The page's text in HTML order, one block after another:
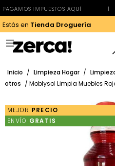
PAGAMOS IMPUESTOS AQUÍ |
Estás en Tienda Droguería
Inicio / Limpieza Hogar /
otros / Moblysol Limpia Muebles
MEJOR PRECIO
ENVÍO GRATIS